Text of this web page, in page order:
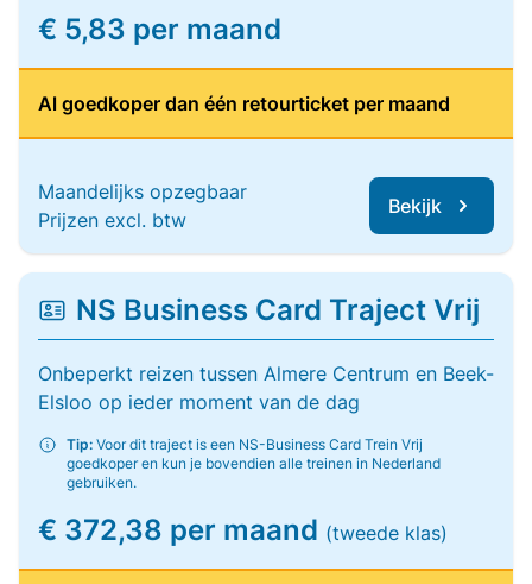
€ 5,83 per maand
Al goedkoper dan één retourticket per maand
Maandelijks opzegbaar
Prijzen excl. btw
Bekijk
NS Business Card Traject Vrij
Onbeperkt reizen tussen Almere Centrum en Beek-
Elsloo op ieder moment van de dag
Tip: Voor dit traject is een NS-Business Card Trein Vrij
goedkoper en kun je bovendien alle treinen in Nederland
gebruiken.
€ 372,38 per maand (tweede klas)